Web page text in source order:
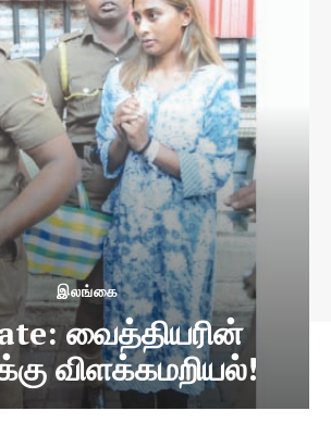
இலங்கை
வைத்தியரின்
விளக்கமறியல்!